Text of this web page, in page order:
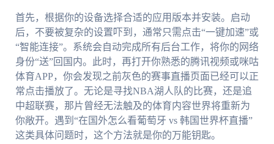
首先，根据你的设备选择合适的应用版本并安装。启动
后，不要被复杂的设置吓到，通常只需点击“一键加速”或
“智能连接”。系统会自动完成所有后台工作，将你的网络
身份“送”回国内。此时，再打开你熟悉的腾讯视频或咪咕
体育APP，你会发现之前灰色的赛事直播页面已经可以正
常点击播放了。无论是寻找NBA湖人队的比赛，还是追
中超联赛，那片曾经无法触及的体育内容世界将重新为
你敞开。遇到“在国外怎么看葡萄牙 vs 韩国世界杯直播”
这类具体问题时，这个方法就是你的万能钥匙。